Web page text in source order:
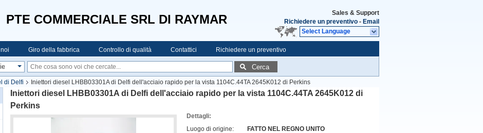
PTE COMMERCIALE SRL DI RAYMAR
Sales & Support
Richiedere un preventivo - Email
Select Language
Giro della fabbrica Controllo di qualità Contattici Richiedere un preventivo
Cerca
di Delfi
Iniettori diesel LHBB03301A di Delfi dell'acciaio rapido per la vista 1104C.44TA 2645K012 di Perkins
Iniettori diesel LHBB03301A di Delfi dell'acciaio rapido per la vista 1104C.44TA 2645K012 di
Perkins
Dettagli:
Luogo di origine:
FATTO NEL REGNO UNITO